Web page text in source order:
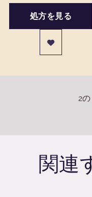
処方を見る
2の
関連